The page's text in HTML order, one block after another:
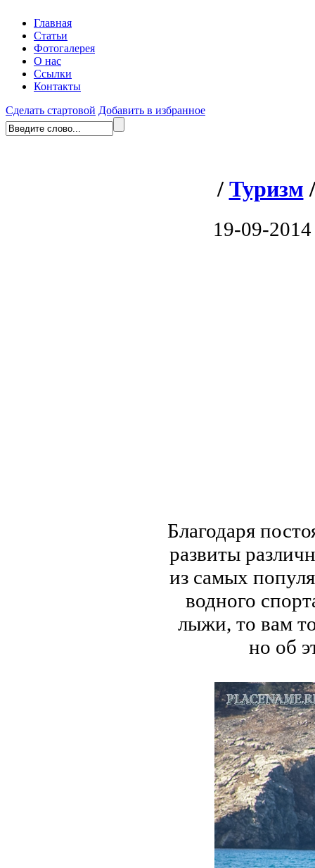
Главная
Статьи
Фотогалерея
О нас
Ссылки
Контакты
Сделать стартовой Добавить в избранное
/ Туризм
19-09-
Благодаря
развиты
из самых
водного
лыжи, то вам
но об